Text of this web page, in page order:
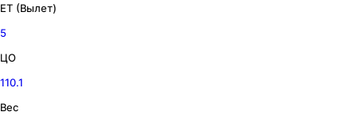
ET (Вылет)
5
ЦО
110.1
Вес